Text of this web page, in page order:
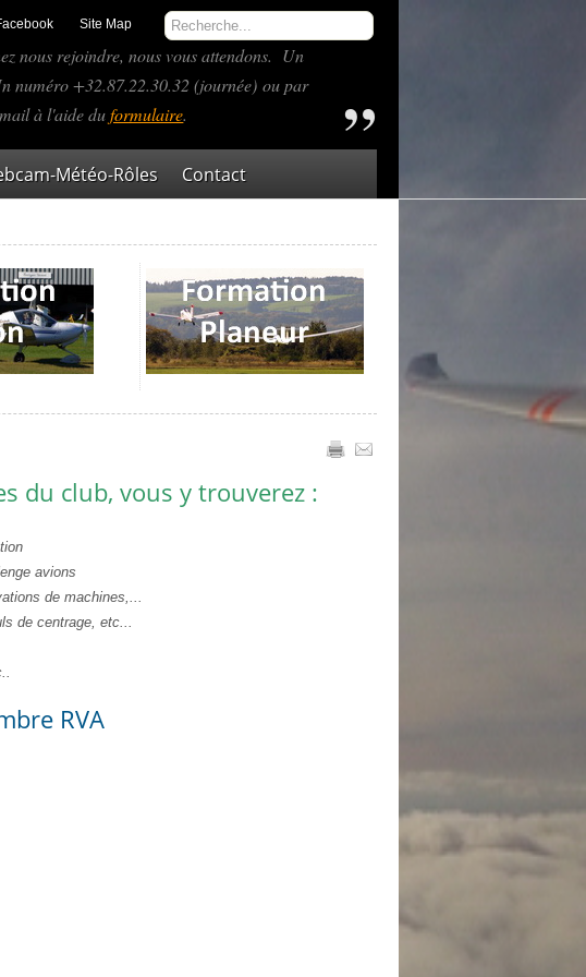
Site Map
nous rejoindre, nous vous attendons. Un
numéro +32.87.22.30.32 (journée) ou par
à l'aide duformulaire.
Météo-Rôles Contact
du club, vous y trouverez :
avions
de machines,...
de centrage, etc...
RVA